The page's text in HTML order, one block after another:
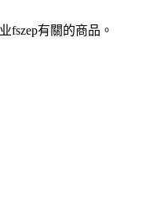
fszep有關的商品 。